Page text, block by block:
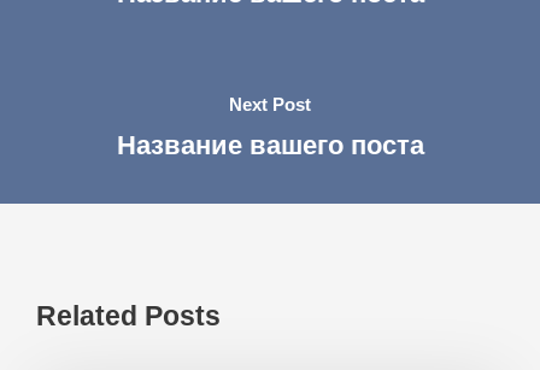
Next Post
Название вашего поста
Related Posts